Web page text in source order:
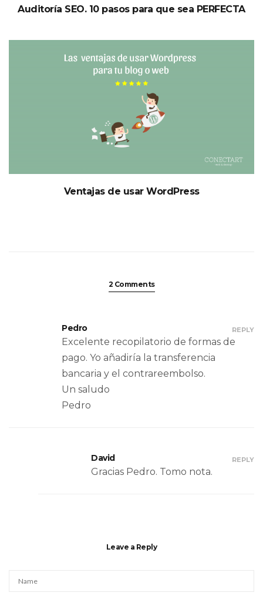
Auditoría SEO. 10 pasos para que sea PERFECTA
Ventajas de usar WordPress
2 Comments
Pedro
Excelente recopilatorio de formas de
pago. Yo añadiría la transferencia
bancaria y el contrareembolso.
Un saludo
Pedro
REPLY
David
Gracias Pedro. Tomo nota.
REPLY
Leave a Reply